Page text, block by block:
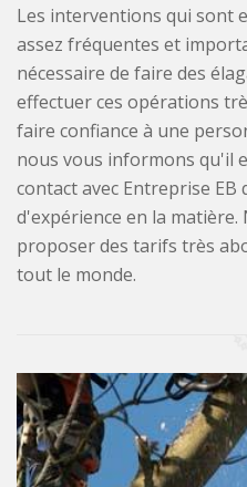
Les interventions qui sont
assez fréquentes et
nécessaire de faire des
effectuer ces opérations
faire confiance à une
nous vous informons qu'il
contact avec Entreprise EB
d'expérience en la
proposer des tarifs très
tout le monde.